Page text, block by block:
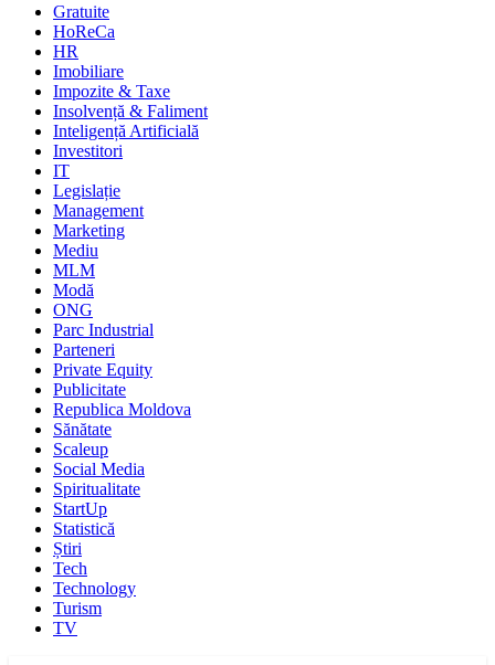
Gratuite
HoReCa
HR
Imobiliare
Impozite & Taxe
Insolvență & Faliment
Inteligență Artificială
Investitori
IT
Legislație
Management
Marketing
Mediu
MLM
Modă
ONG
Parc Industrial
Parteneri
Private Equity
Publicitate
Republica Moldova
Sănătate
Scaleup
Social Media
Spiritualitate
StartUp
Statistică
Știri
Tech
Technology
Turism
TV